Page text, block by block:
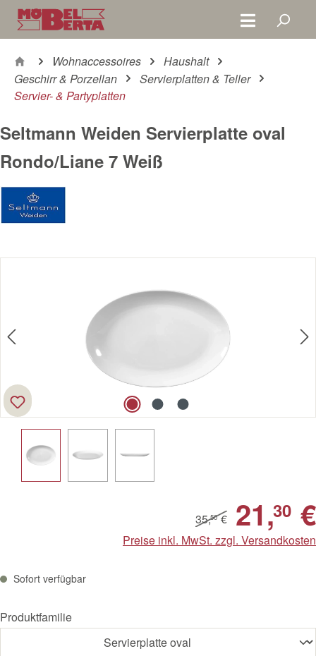
Zum Hauptinhalt springen
Wohnaccessoires
Haushalt
Geschirr & Porzellan
Servierplatten & Teller
Servier- & Partyplatten
Seltmann Weiden Servierplatte oval
Rondo/Liane 7 Weiß
35,50€ 21,30 €
Preise inkl. MwSt. zzgl. Versandkosten
Sofort verfügbar
Produktfamilie